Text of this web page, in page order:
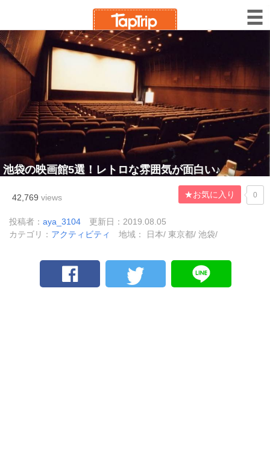
池袋の映画館5選！レトロな雰囲気が面白い♪
42,769 views ★お気に入り 0
投稿者： aya_3104
更新日：2019.08.05
カテゴリ： アクティビティ 地域： 日本/ 東京都/ 池袋/